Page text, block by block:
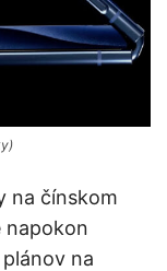
na čínskom
napokon
na